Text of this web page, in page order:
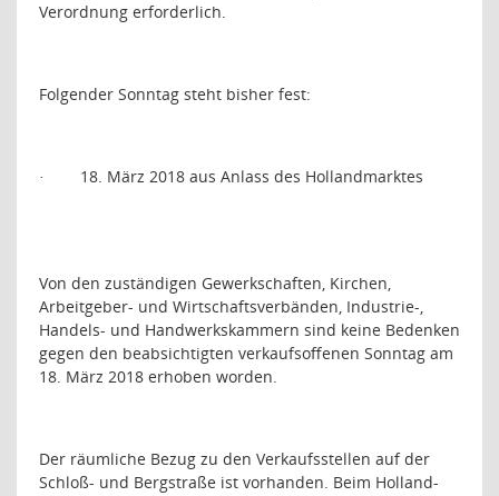
Verordnung erforderlich.
Folgender Sonntag steht bisher fest:
· 18. März 2018 aus Anlass des Hollandmarktes
Von den zuständigen Gewerkschaften, Kirchen,
Arbeitgeber- und Wirtschaftsverbänden, Industrie-,
Handels- und Handwerkskammern sind keine Bedenken
gegen den beabsichtigten verkaufsoffenen Sonntag am
18. März 2018 erhoben worden.
Der räumliche Bezug zu den Verkaufsstellen auf der
Schloß- und Bergstraße ist vorhanden. Beim Holland-